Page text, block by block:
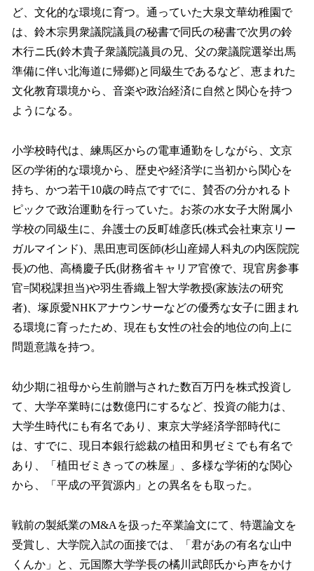
ど、文化的な環境に育つ。通っていた大泉文華幼稚園で
は、鈴木宗男衆議院議員の秘書で同氏の秘書で次男の鈴
木行ニ氏(鈴木貴子衆議院議員の兄、父の衆議院選挙出馬
準備に伴い北海道に帰郷)と同級生であるなど、恵まれた
文化教育環境から、音楽や政治経済に自然と関心を持つ
ようになる。
小学校時代は、練馬区からの電車通勤をしながら、文京
区の学術的な環境から、歴史や経済学に当初から関心を
持ち、かつ若干10歳の時点ですでに、賛否の分かれるト
ピックで政治運動を行っていた。お茶の水女子大附属小
学校の同級生に、弁護士の反町雄彦氏(株式会社東京リー
ガルマインド)、黒田恵司医師(杉山産婦人科丸の内医院院
長)の他、高橋慶子氏(財務省キャリア官僚で、現官房参事
官=関税課担当)や羽生香織上智大学教授(家族法の研究
者)、塚原愛NHKアナウンサーなどの優秀な女子に囲まれ
る環境に育ったため、現在も女性の社会的地位の向上に
問題意識を持つ。
幼少期に祖母から生前贈与された数百万円を株式投資し
て、大学卒業時には数億円にするなど、投資の能力は、
大学生時代にも有名であり、東京大学経済学部時代に
は、すでに、現日本銀行総裁の植田和男ゼミでも有名で
あり、「植田ゼミきっての株屋」、多様な学術的な関心
から、「平成の平賀源内」との異名をも取った。
戦前の製紙業のM&Aを扱った卒業論文にて、特選論文を
受賞し、大学院入試の面接では、「君があの有名な山中
くんか」と、元国際大学学長の橘川武郎氏から声をかけ